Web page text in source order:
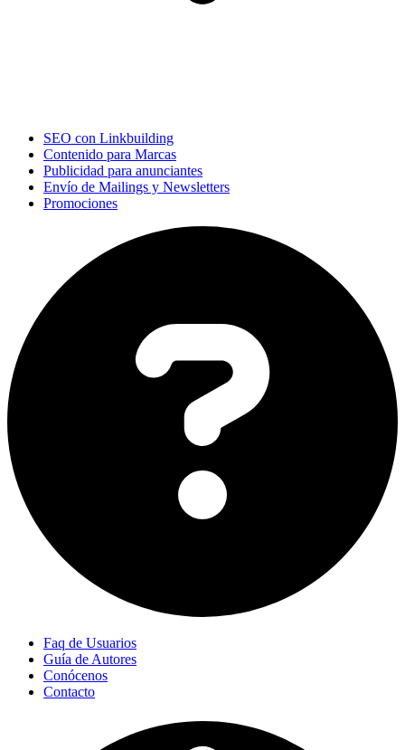
SEO con Linkbuilding
Contenido para Marcas
Publicidad para anunciantes
Envío de Mailings y Newsletters
Promociones
Faq de Usuarios
Guía de Autores
Conócenos
Contacto